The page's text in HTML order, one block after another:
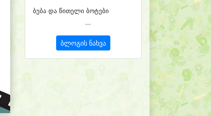
ბება და წითელი ბოტები
...
ბლოგის ნახვა